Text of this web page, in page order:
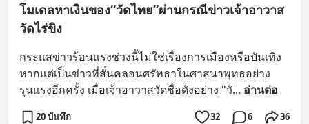
โมเดลหาเงินของ“วัดไทย”ผ่านกรณีข่าวเจ้าอาวาส
วัดไร่ขิง
กระแสข่าวร้อนแรงช่วงนี้ไม่ใช่เรื่องการเมืองหรือบันเทิง
หากแต่เป็นข่าวที่สั่นคลอนศรัทธาในศาสนาพุทธอย่าง
รุนแรงอีกครั้ง เมื่อเจ้าอาวาสวัดชื่อดังอย่าง "วั... อ่านต่อ
20 บันทึก 32 6 36